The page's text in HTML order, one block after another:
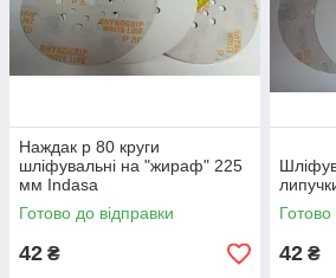
Наждак р 80 круги
шліфувальні на "жираф" 225
мм Indasa
Готово до відправки
42 ₴
Готово
42 ₴